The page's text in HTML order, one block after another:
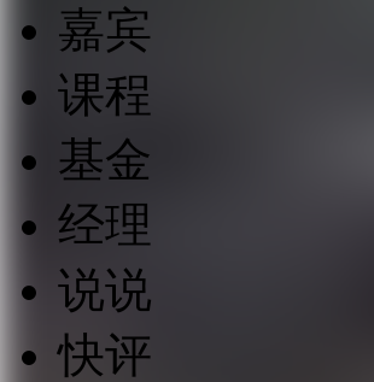
嘉宾
课程
基金
经理
说说
快评